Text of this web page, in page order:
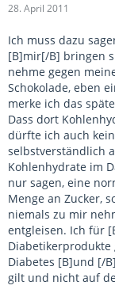
28. April 2011
Ich muss dazu
[B]mir[/B] bringen
nehme gegen
Schokolade, eben
merke ich das
Dass dort
dürfte ich auch
selbstverständlich
Kohlenhydrate im
nur sagen, eine
Menge an Zucker,
niemals zu mir
entgleisen. Ich für
Diabetes [B]und [/
gilt und nicht auf